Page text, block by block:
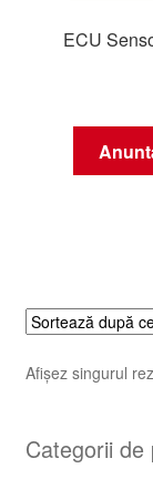
ECU
Afișez singurul
Categorii de